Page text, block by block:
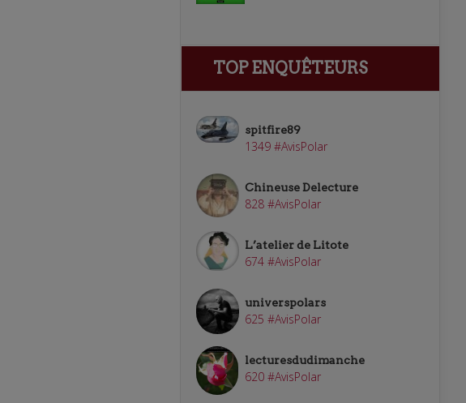
TOP ENQUÊTEURS
spitfire89
1349 #AvisPolar
Chineuse Delecture
828 #AvisPolar
L’atelier de Litote
674 #AvisPolar
universpolars
625 #AvisPolar
lecturesdudimanche
620 #AvisPolar